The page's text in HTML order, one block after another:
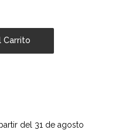
Carrito
del 31 de agosto